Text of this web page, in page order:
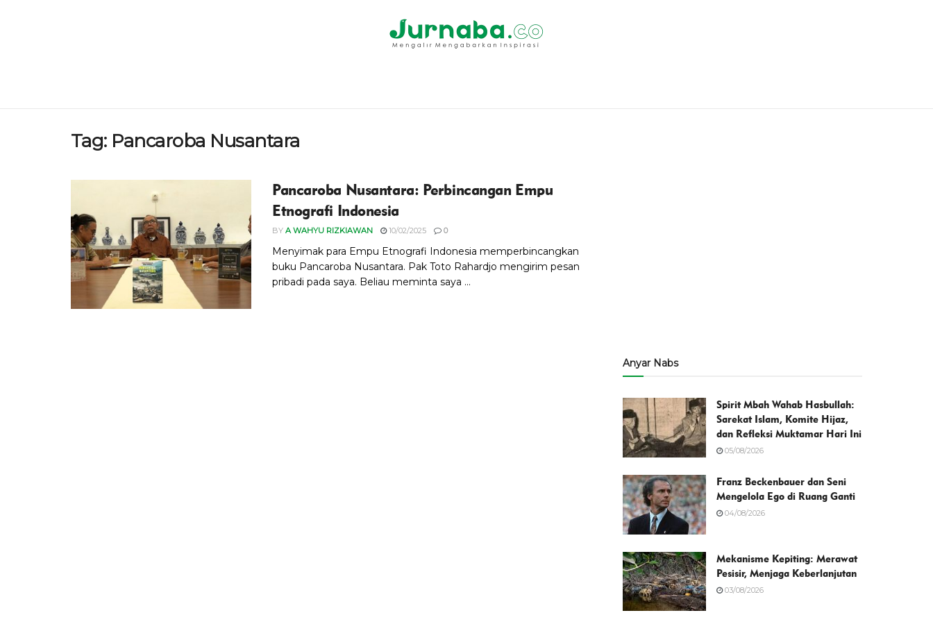
Tag: Pancaroba Nusantara
Pancaroba Nusantara: Perbincangan Empu
Etnografi Indonesia
BY A WAHYU RIZKIAWAN 10/02/2025 0
Menyimak para Empu Etnografi Indonesia memperbincangkan
buku Pancaroba Nusantara. Pak Toto Rahardjo mengirim pesan
pribadi pada saya. Beliau meminta saya ...
Anyar Nabs
Spirit Mbah Wahab Hasbullah:
Sarekat Islam, Komite Hijaz,
dan Refleksi Muktamar Hari Ini
05/08/2026
Franz Beckenbauer dan Seni
Mengelola Ego di Ruang Ganti
04/08/2026
Mekanisme Kepiting: Merawat
Pesisir, Menjaga Keberlanjutan
03/08/2026